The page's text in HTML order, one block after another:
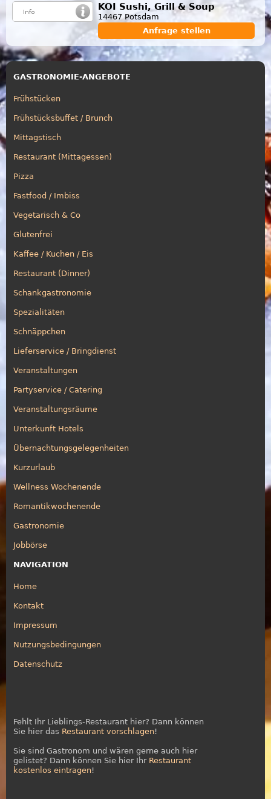
KOI Sushi, Grill & Soup
14467 Potsdam
Anfrage stellen
GASTRONOMIE-ANGEBOTE
Frühstücken
Frühstücksbuffet / Brunch
Mittagstisch
Restaurant (Mittagessen)
Pizza
Fastfood / Imbiss
Vegetarisch & Co
Glutenfrei
Kaffee / Kuchen / Eis
Restaurant (Dinner)
Schankgastronomie
Spezialitäten
Schnäppchen
Lieferservice / Bringdienst
Veranstaltungen
Partyservice / Catering
Veranstaltungsräume
Unterkunft Hotels
Übernachtungsgelegenheiten
Kurzurlaub
Wellness Wochenende
Romantikwochenende
Gastronomie
Jobbörse
NAVIGATION
Home
Kontakt
Impressum
Nutzungsbedingungen
Datenschutz
Fehlt Ihr Lieblings-Restaurant hier? Dann können
Sie hier das Restaurant vorschlagen!
Sie sind Gastronom und wären gerne auch hier
gelistet? Dann können Sie hier Ihr Restaurant
kostenlos eintragen!